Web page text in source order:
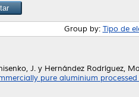
Group by: Tipo de
J. y Hernández Rodríguez,
pure aluminium processed